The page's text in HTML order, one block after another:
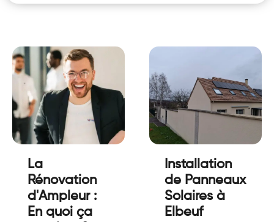
La
Rénovation
d'Ampleur :
En quoi ça
Installation
de Panneaux
Solaires à
Elbeuf